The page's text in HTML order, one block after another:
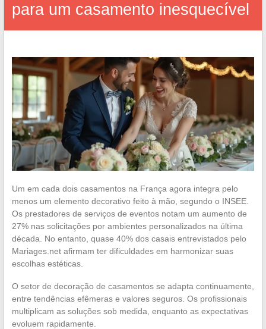
para um casamento inesquecível
Um em cada dois casamentos na França agora integra pelo
menos um elemento decorativo feito à mão, segundo o INSEE.
Os prestadores de serviços de eventos notam um aumento de
27% nas solicitações por ambientes personalizados na última
década. No entanto, quase 40% dos casais entrevistados pelo
Mariages.net afirmam ter dificuldades em harmonizar suas
escolhas estéticas.
O setor de decoração de casamentos se adapta continuamente,
entre tendências efêmeras e valores seguros. Os profissionais
multiplicam as soluções sob medida, enquanto as expectativas
evoluem rapidamente.